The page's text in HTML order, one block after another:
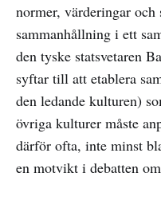
normer, värderingar och
sammanhållning i ett
den tyske statsvetaren
syftar till att etablera
den ledande kulturen)
övriga kulturer måste
därför ofta, inte minst
en motvikt i debatten